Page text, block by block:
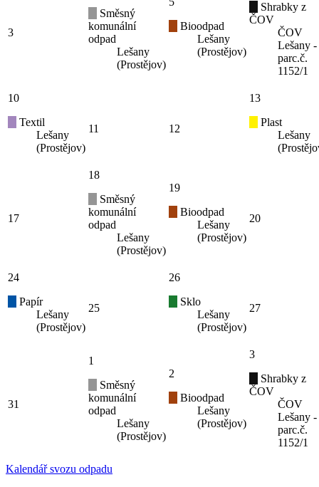
3
Směsný
komunální
odpad
Lešany
(Prostějov)
Bioodpad
Lešany
(Prostějov)
Shrabky z
ČOV
ČOV
Lešany -
parc.č.
1152/1
10
Textil
Lešany
(Prostějov)
11 12
13
Plast
Lešany
17
18
Směsný
komunální
odpad
Lešany
(Prostějov)
19
Bioodpad
Lešany
(Prostějov)
20
24
Papír
Lešany
(Prostějov)
25
26
Sklo
Lešany
(Prostějov)
27
31
1
Směsný
komunální
odpad
Lešany
(Prostějov)
2
Bioodpad
Lešany
(Prostějov)
3
Shrabky z
ČOV
ČOV
Lešany -
parc.č.
1152/1
Kalendář svozu odpadu